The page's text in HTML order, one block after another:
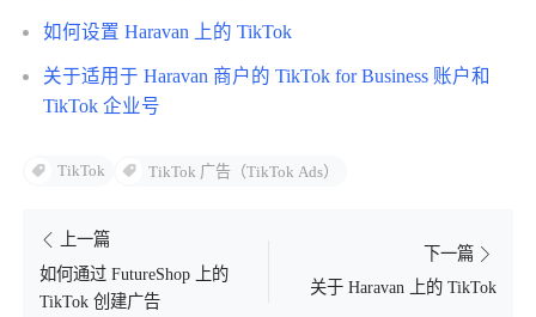
如何设置 Haravan 上的 TikTok
关于适用于 Haravan 商户的 TikTok for Business 账户和
TikTok 企业号
TikTok TikTok 广告（TikTok Ads）
上一篇
如何通过 FutureShop 上的
TikTok 创建广告
下一篇
关于 Haravan 上的 TikTok